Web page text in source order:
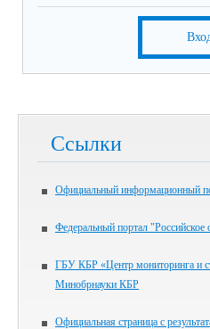
Ссылки
Официальный информационный
Федеральный портал "Российское
ГБУ КБР «Центр мониторинга и
Минобрнауки КБР
Официальная страница с